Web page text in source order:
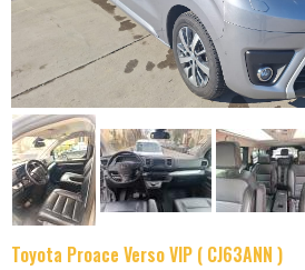
Toyota Proace Verso VIP ( CJ63ANN )